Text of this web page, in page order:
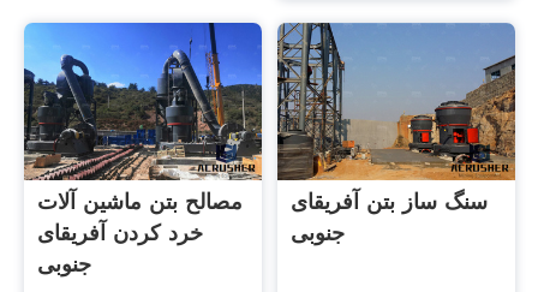
مصالح بتن ماشین آلات
خرد کردن آفریقای
جنوبی
سنگ ساز بتن آفریقای
جنوبی